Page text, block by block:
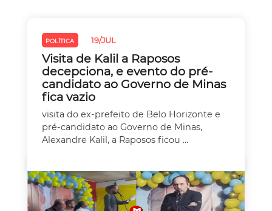
POLÍTICA 19/JUL
Visita de Kalil a Raposos
decepciona, e evento do pré-
candidato ao Governo de Minas
fica vazio
visita do ex-prefeito de Belo Horizonte e
pré-candidato ao Governo de Minas,
Alexandre Kalil, a Raposos ficou ...